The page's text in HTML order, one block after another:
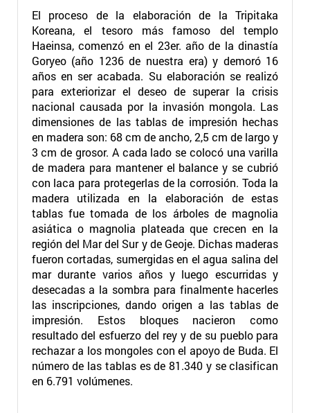
El proceso de la elaboración de la Tripitaka
Koreana, el tesoro más famoso del templo
Haeinsa, comenzó en el 23er. año de la dinastía
Goryeo (año 1236 de nuestra era) y demoró 16
años en ser acabada. Su elaboración se realizó
para exteriorizar el deseo de superar la crisis
nacional causada por la invasión mongola. Las
dimensiones de las tablas de impresión hechas
en madera son: 68 cm de ancho, 2,5 cm de largo y
3 cm de grosor. A cada lado se colocó una varilla
de madera para mantener el balance y se cubrió
con laca para protegerlas de la corrosión. Toda la
madera utilizada en la elaboración de estas
tablas fue tomada de los árboles de magnolia
asiática o magnolia plateada que crecen en la
región del Mar del Sur y de Geoje. Dichas maderas
fueron cortadas, sumergidas en el agua salina del
mar durante varios años y luego escurridas y
desecadas a la sombra para finalmente hacerles
las inscripciones, dando origen a las tablas de
impresión. Estos bloques nacieron como
resultado del esfuerzo del rey y de su pueblo para
rechazar a los mongoles con el apoyo de Buda. El
número de las tablas es de 81.340 y se clasifican
en 6.791 volúmenes.